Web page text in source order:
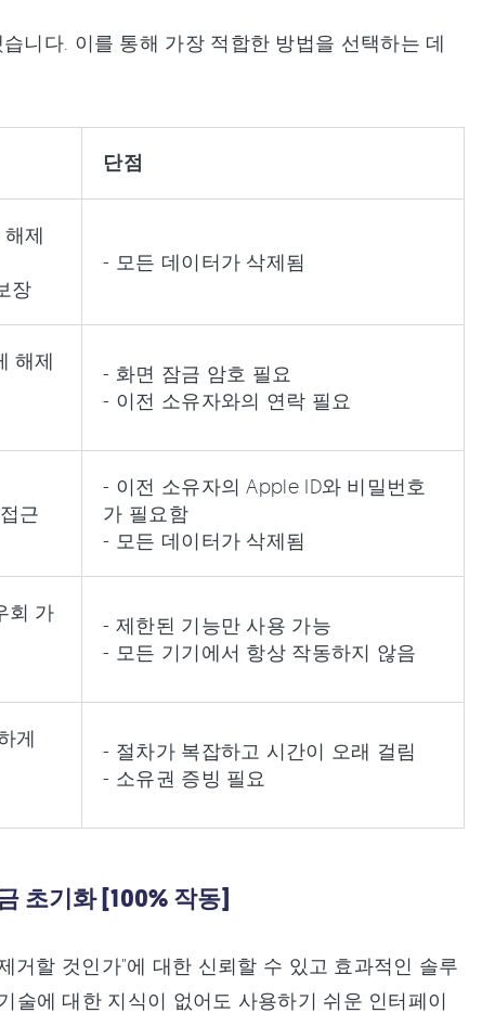
니다. 이를 통해 가장 적합한 방법을 선택하는 데
단점
제
장
- 모든 데이터가 삭제됨
해제
- 화면 잠금 암호 필요
- 이전 소유자와의 연락 필요
근
- 이전 소유자의 Apple ID와 비밀번호
가 필요함
- 모든 데이터가 삭제됨
회 가
- 제한된 기능만 사용 가능
- 모든 기기에서 항상 작동하지 않음
게
- 절차가 복잡하고 시간이 오래 걸림
- 소유권 증빙 필요
초기화 [100% 작동]
거할 것인가"에 대한 신뢰할 수 있고 효과적인 솔루
술에 대한 지식이 없어도 사용하기 쉬운 인터페이